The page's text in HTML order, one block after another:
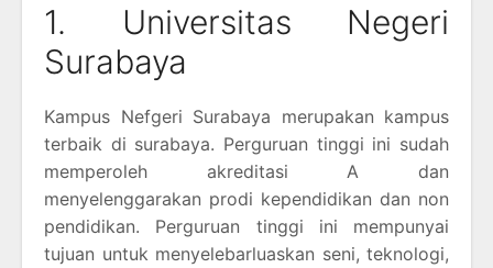
1. Universitas Negeri
Surabaya
Kampus Nefgeri Surabaya merupakan kampus
terbaik di surabaya. Perguruan tinggi ini sudah
memperoleh akreditasi A dan
menyelenggarakan prodi kependidikan dan non
pendidikan. Perguruan tinggi ini mempunyai
tujuan untuk menyelebarluaskan seni, teknologi,